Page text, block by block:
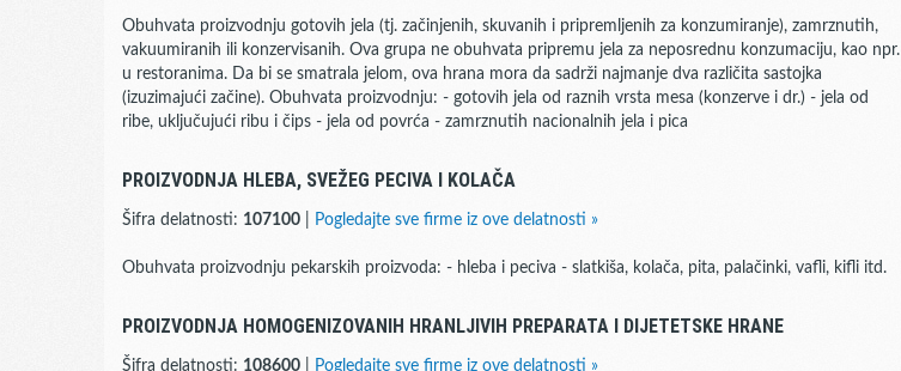
Obuhvata proizvodnju gotovih jela (tj. začinjenih, skuvanih i pripremljenih za konzumiranje), zamrznutih,
vakuumiranih ili konzervisanih. Ova grupa ne obuhvata pripremu jela za neposrednu konzumaciju, kao npr.
u restoranima. Da bi se smatrala jelom, ova hrana mora da sadrži najmanje dva različita sastojka
(izuzimajući začine). Obuhvata proizvodnju: - gotovih jela od raznih vrsta mesa (konzerve i dr.) - jela od
ribe, uključujući ribu i čips - jela od povrća - zamrznutih nacionalnih jela i pica
PROIZVODNJA HLEBA, SVEŽEG PECIVA I KOLAČA
Šifra delatnosti: 107100 Pogledajte sve firme iz ove delatnosti »
Obuhvata proizvodnju pekarskih proizvoda: - hleba i peciva - slatkiša, kolača, pita, palačinki, vafli, kifli itd.
PROIZVODNJA HOMOGENIZOVANIH HRANLJIVIH PREPARATA I DIJETETSKE HRANE
Šifra delatnosti: 108600 Pogledajte sve firme iz ove delatnosti »